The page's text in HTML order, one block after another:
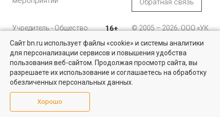
Найти квартиру - это просто!
Выбирайте среди 14 тысяч проверенных вариантов на вторичом
рынке жилья на портале BN.ru
Посмотреть объявления
Обратная связь
Учредитель - Общество
ответственностью
"Управляющая
компания "Бюллетень
недвижимости"
16+
© 2005 – 2026, ООО «УК
196105, Санкт-
Петербург, пр. Юрия
Гагарина, 1
8 (812) 331-93-56
reklama@bn.ru
Сайт bn.ru использует файлы «cookie» и системы аналитики
для персонализации сервисов и повышения удобства
пользования веб-сайтом. Продолжая просмотр сайта, вы
разрешаете их использование и соглашаетесь на обработку
обезличенных персональных данных.
Хорошо